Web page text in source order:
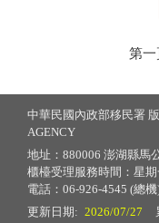
第一
中華民國內政部移民署
AGENCY
地址：880006 澎湖縣馬
櫃檯受理服務時間：星
電話：06-926-4545 (總
更新日期: 2026/07/27